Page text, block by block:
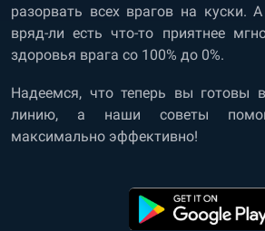
разорвать всех врагов на куски.
вряд-ли есть что-то приятнее
здоровья врага со 100% до 0%.
Надеемся, что теперь вы готовы
линию, а наши советы
максимально эффективно!